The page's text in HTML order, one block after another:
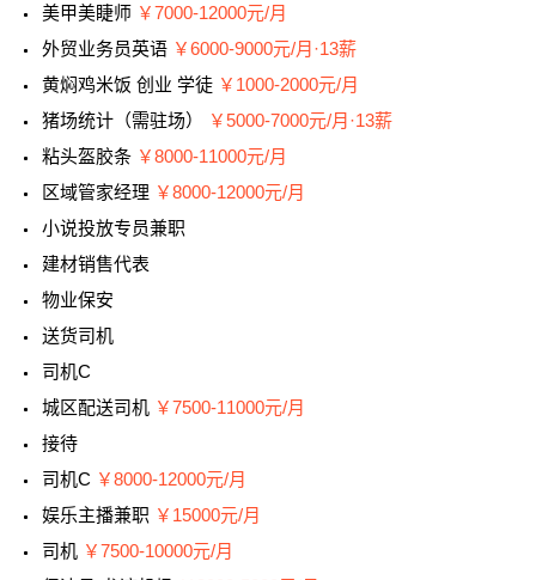
美甲美睫师 ￥7000-12000元/月
外贸业务员英语 ￥6000-9000元/月·13薪
黄焖鸡米饭 创业 学徒 ￥1000-2000元/月
猪场统计（需驻场）
￥5000-7000元/月·13薪
粘头盔胶条 ￥8000-11000元/月
区域管家经理 ￥8000-12000元/月
小说投放专员兼职
建材销售代表
物业保安
送货司机
司机C
城区配送司机 ￥7500-11000元/月
接待
司机C ￥8000-12000元/月
娱乐主播兼职 ￥15000元/月
司机 ￥7500-10000元/月